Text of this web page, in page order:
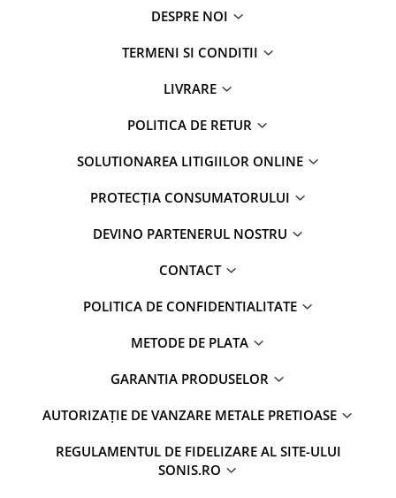
DESPRE NOI
TERMENI SI CONDITII
LIVRARE
POLITICA DE RETUR
SOLUTIONAREA LITIGIILOR ONLINE
PROTECȚIA CONSUMATORULUI
DEVINO PARTENERUL NOSTRU
CONTACT
POLITICA DE CONFIDENTIALITATE
METODE DE PLATA
GARANTIA PRODUSELOR
AUTORIZAȚIE DE VANZARE METALE PRETIOASE
REGULAMENTUL DE FIDELIZARE AL SITE-ULUI
SONIS.RO